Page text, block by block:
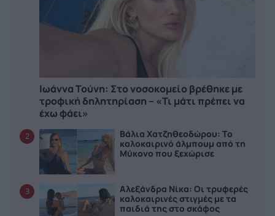
Ιωάννα Τούνη: Στο νοσοκομείο βρέθηκε με
τροφική δηλητηρίαση – «Τι μάτι πρέπει να
έχω φάει»
2
Βάλια Χατζηθεοδώρου: Το
καλοκαιρινό άλμπουμ από τη
Μύκονο που ξεχώρισε
3
Αλεξάνδρα Νίκα: Οι τρυφερές
καλοκαιρινές στιγμές με τα
παιδιά της στο σκάφος